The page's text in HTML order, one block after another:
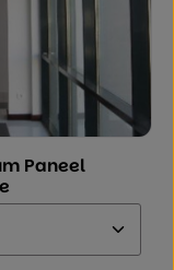
Bewertung von 0
Paneel